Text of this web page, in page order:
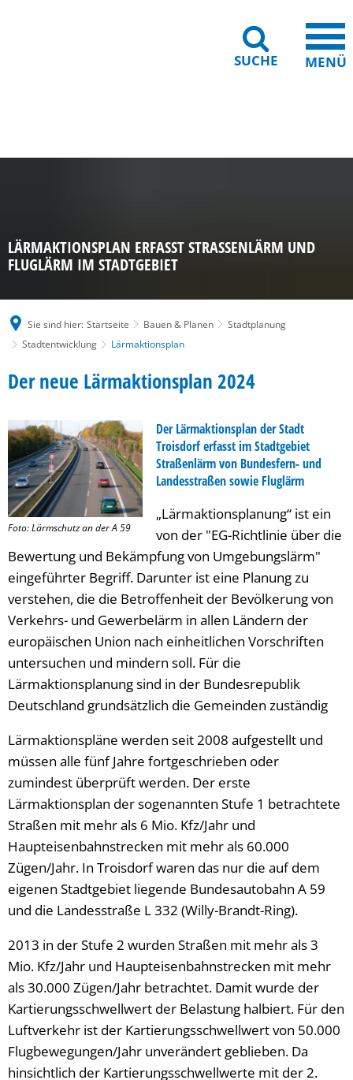
SUCHE MENÜ
LÄRMAKTIONSPLAN ERFASST STRASSENLÄRM UND F
LUGLÄRM IM STADTGEBIET
Sie sind hier: Startseite Bauen & Planen
Stadtplanung
Stadtentwicklung
Lärmaktionsplan
Lärmaktionsplan
Der neue Lärmaktionsplan 2024
Foto: Lärmschutz an der A 59
Der Lärmaktionsplan der Stadt
Troisdorf erfasst im Stadtgebiet
Straßenlärm von Bundesfern- und
Landesstraßen sowie Fluglärm
„Lärmaktionsplanung“ ist ein
von der "EG-Richtlinie über die
Bewertung und Bekämpfung von Umgebungslärm"
eingeführter Begriff. Darunter ist eine Planung zu
verstehen, die die Betroffenheit der Bevölkerung von
Verkehrs- und Gewerbelärm in allen Ländern der
europäischen Union nach einheitlichen Vorschriften
untersuchen und mindern soll. Für die
Lärmaktionsplanung sind in der Bundesrepublik
Deutschland grundsätzlich die Gemeinden zuständig
Lärmaktionspläne werden seit 2008 aufgestellt und
müssen alle fünf Jahre fortgeschrieben oder
zumindest überprüft werden. Der erste
Lärmaktionsplan der sogenannten Stufe 1 betrachtete
Straßen mit mehr als 6 Mio. Kfz/Jahr und
Haupteisenbahnstrecken mit mehr als 60.000
Zügen/Jahr. In Troisdorf waren das nur die auf dem
eigenen Stadtgebiet liegende Bundesautobahn A 59
und die Landesstraße L 332 (Willy-Brandt-Ring).
2013 in der Stufe 2 wurden Straßen mit mehr als 3
Mio. Kfz/Jahr und Haupteisenbahnstrecken mit mehr
als 30.000 Zügen/Jahr betrachtet. Damit wurde der
Kartierungsschwellwert der Belastung halbiert. Für den
Luftverkehr ist der Kartierungsschwellwert von 50.000
Flugbewegungen/Jahr unverändert geblieben. Da
hinsichtlich der Kartierungsschwellwerte mit der 2.